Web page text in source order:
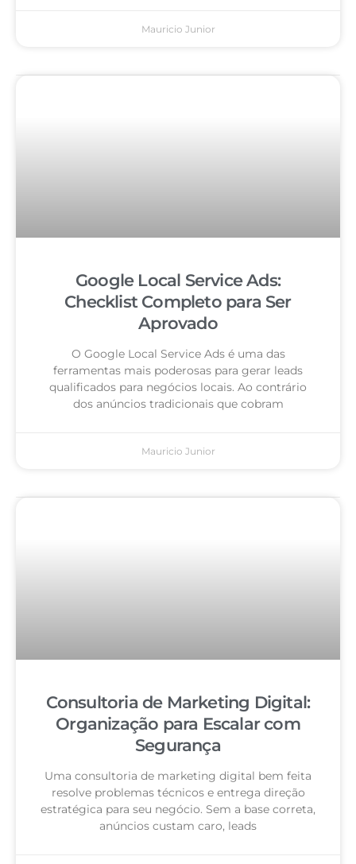
Mauricio Junior
Google Local Service Ads:
Checklist Completo para Ser
Aprovado
O Google Local Service Ads é uma das
ferramentas mais poderosas para gerar leads
qualificados para negócios locais. Ao contrário
dos anúncios tradicionais que cobram
Mauricio Junior
Consultoria de Marketing Digital:
Organização para Escalar com
Segurança
Uma consultoria de marketing digital bem feita
resolve problemas técnicos e entrega direção
estratégica para seu negócio. Sem a base correta,
anúncios custam caro, leads